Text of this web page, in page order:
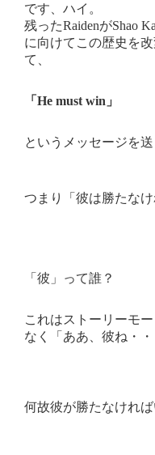
です、ハイ。
残ったRaidenがShao
に向けてこの歴史を
て、
「He must win」
というメッセージを送
つまり「彼は勝たな
「彼」って誰？
これはストーリーモ
なく「ああ、彼ね・
何故彼が勝たなけれ